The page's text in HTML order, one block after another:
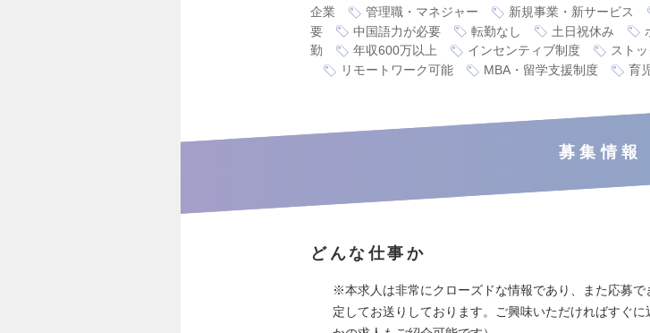
企業
管理職・マネジャー 新規事業・新サービス
要
中国語力が必要 転勤なし 土日祝休み
勤
年収600万以上 インセンティブ制度 スト
リモートワーク可能
MBA・留学支援制度 育
募集情報
どんな仕事か
※本求人は非常にクローズドな情報であり、また応募
定してお送りしております。ご興味いただければすぐ